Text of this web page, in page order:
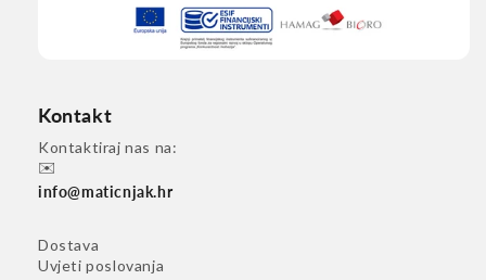
Kontakt
Kontaktiraj nas na:
✉️
info@maticnjak.hr
Dostava
Uvjeti poslovanja